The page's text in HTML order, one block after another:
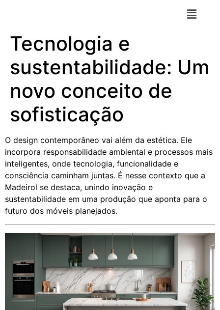
Tecnologia e
sustentabilidade: Um
novo conceito de
sofisticação
O design contemporâneo vai além da estética. Ele
incorpora responsabilidade ambiental e processos mais
inteligentes, onde tecnologia, funcionalidade e
consciência caminham juntas. É nesse contexto que a
Madeirol se destaca, unindo inovação e
sustentabilidade em uma produção que aponta para o
futuro dos móveis planejados.